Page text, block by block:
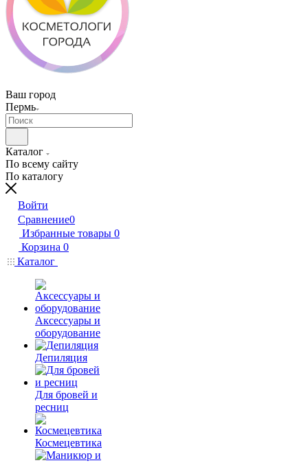
Ваш город
Пермь
Каталог
По всему сайту
По каталогу
Войти
Сравнение0
Избранные товары 0
Корзина 0
Каталог
Аксессуары и
оборудование
Депиляция
Для бровей и
ресниц
Космецевтика